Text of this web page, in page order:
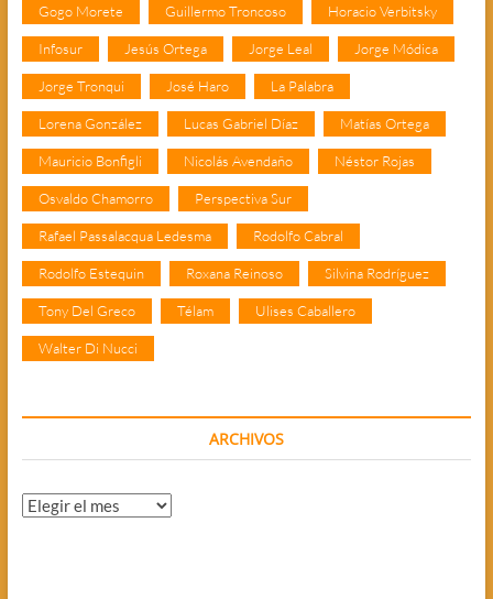
Gogo Morete Guillermo Troncoso Horacio Verbitsky
Infosur Jesús Ortega Jorge Leal Jorge Módica
Jorge Tronqui José Haro La Palabra
Lorena González Lucas Gabriel Díaz Matías Ortega
Mauricio Bonfigli Nicolás Avendaño Néstor Rojas
Osvaldo Chamorro Perspectiva Sur
Rafael Passalacqua Ledesma Rodolfo Cabral
Rodolfo Estequin Roxana Reinoso Silvina Rodríguez
Tony Del Greco Télam Ulises Caballero
Walter Di Nucci
ARCHIVOS
Archivos